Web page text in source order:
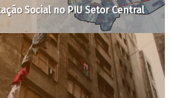
Social no PIU Setor Central